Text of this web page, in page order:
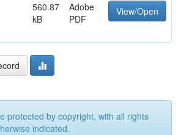
560.87
kB
Adobe
PDF
View/Open
protected by copyright, with all rights
indicated.